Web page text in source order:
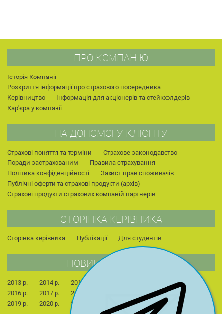
ПРО КОМПАНІЮ
Історія Компанії
Розкриття інформації про страхового посередника
Керівництво
Інформація для акціонерів та стейкхолдерів
Кар'єра у компанії
НА ДОПОМОГУ КЛІЄНТУ
Страхові поняття та терміни
Страхове законодавство
Поради застрахованим
Правила страхування
Політика конфіденційності
Захист прав споживачів
Публічні оферти та страхові продукти (архів)
Страхові продукти страхових компаній партнерів
СТОРІНКА КЕРІВНИКА
Сторінка керівника Публікації Для студентів
НОВИНИ КОМПАНІЇ
2013 р. 2014 р.
2015 р.
2016 р.
2017 р.
2018 р.
2019 р.
2020 р. 2021 р.
2024 р.
2026 р.